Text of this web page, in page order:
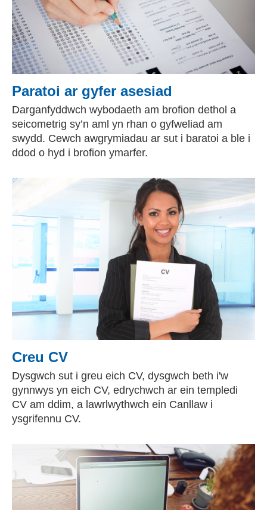
Paratoi ar gyfer asesiad
Darganfyddwch wybodaeth am brofion dethol a
seicometrig sy’n aml yn rhan o gyfweliad am
swydd. Cewch awgrymiadau ar sut i baratoi a ble i
ddod o hyd i brofion ymarfer.
Creu CV
Dysgwch sut i greu eich CV, dysgwch beth i'w
gynnwys yn eich CV, edrychwch ar ein templedi
CV am ddim, a lawrlwythwch ein Canllaw i
ysgrifennu CV.